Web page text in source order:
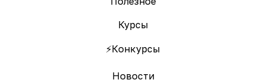
Курсы
⚡️Конкурсы
Новости